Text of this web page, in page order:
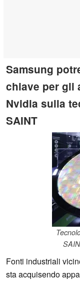
Samsung
chiave per gli
Nvidia sulla
SAINT
Fonti industriali
sta acquisendo